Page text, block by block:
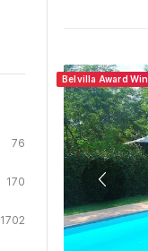
76
170
1702
Belvilla Award